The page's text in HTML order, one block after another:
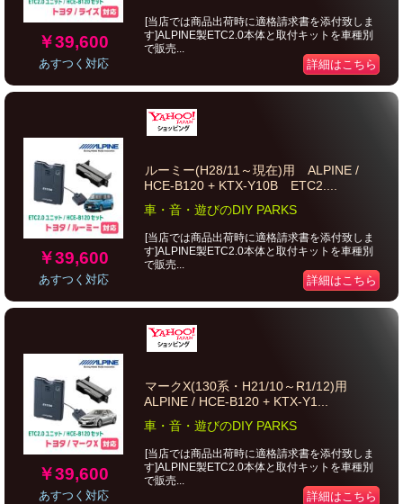
￥39,600
あすつく対応
[当店では商品出荷時に適格請求書を添付致しま
す]ALPINE製ETC2.0本体と取付キットを車種別
で販売...
詳細はこちら
￥39,600
あすつく対応
ルーミー(H28/11～現在)用 ALPINE /
HCE-B120 + KTX-Y10B ETC2....
車・音・遊びのDIY PARKS
[当店では商品出荷時に適格請求書を添付致しま
す]ALPINE製ETC2.0本体と取付キットを車種別
で販売...
詳細はこちら
￥39,600
あすつく対応
マークX(130系・H21/10～R1/12)用
ALPINE / HCE-B120 + KTX-Y1...
車・音・遊びのDIY PARKS
[当店では商品出荷時に適格請求書を添付致しま
す]ALPINE製ETC2.0本体と取付キットを車種別
で販売...
詳細はこちら